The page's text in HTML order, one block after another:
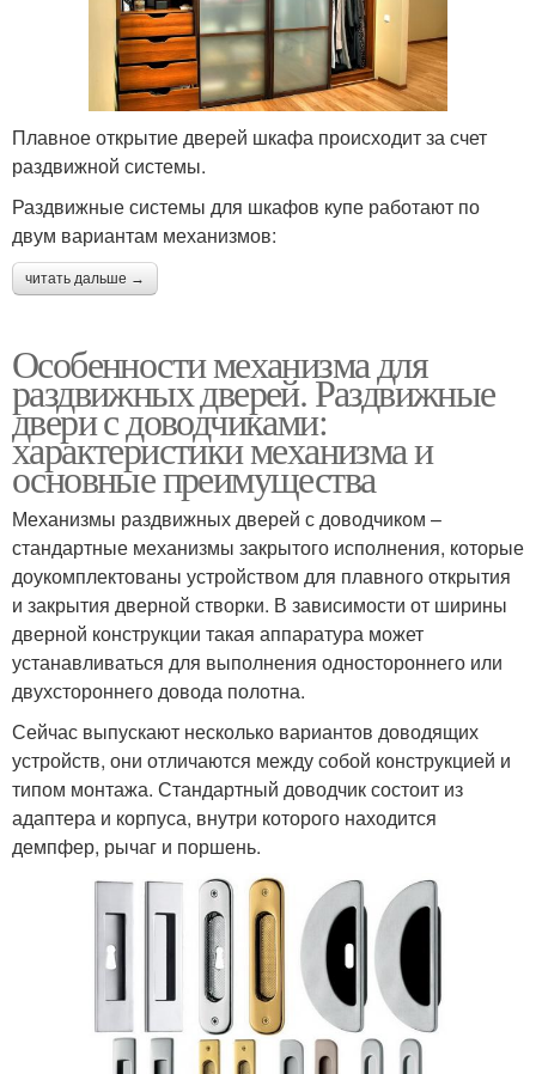
Плавное открытие дверей шкафа происходит за счет
раздвижной системы.
Раздвижные системы для шкафов купе работают по
двум вариантам механизмов:
читать дальше →
Особенности механизма для
раздвижных дверей. Раздвижные
двери с доводчиками:
характеристики механизма и
основные преимущества
Механизмы раздвижных дверей с доводчиком –
стандартные механизмы закрытого исполнения, которые
доукомплектованы устройством для плавного открытия
и закрытия дверной створки. В зависимости от ширины
дверной конструкции такая аппаратура может
устанавливаться для выполнения одностороннего или
двухстороннего довода полотна.
Сейчас выпускают несколько вариантов доводящих
устройств, они отличаются между собой конструкцией и
типом монтажа. Стандартный доводчик состоит из
адаптера и корпуса, внутри которого находится
демпфер, рычаг и поршень.